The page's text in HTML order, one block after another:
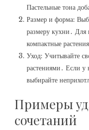
Пастельные тона
Размер и форма:
размеру кухни․
компактные
Уход: Учитывайте
растениями․ Если у
выбирайте
Примеры
сочетаний